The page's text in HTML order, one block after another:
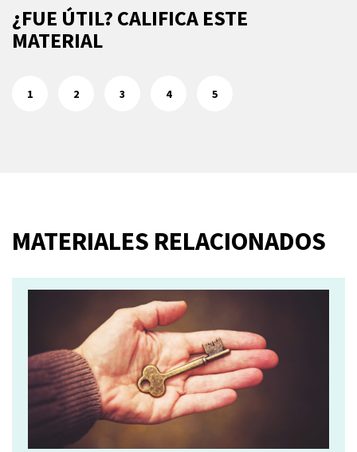
¿FUE ÚTIL? CALIFICA ESTE
MATERIAL
1 2 3 4 5
MATERIALES RELACIONADOS